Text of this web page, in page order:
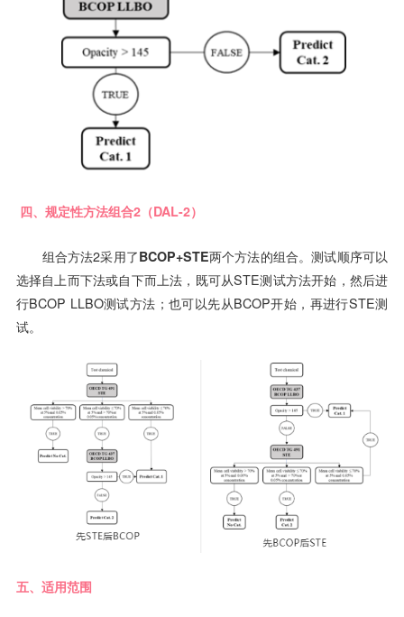
四、规定性方法组合2（DAL-2）
组合方法2采用了BCOP+STE两个方法的组合。测试顺序可以
选择自上而下法或自下而上法，既可从STE测试方法开始，然后进
行BCOP LLBO测试方法；也可以先从BCOP开始，再进行STE测
试。
五、适用范围